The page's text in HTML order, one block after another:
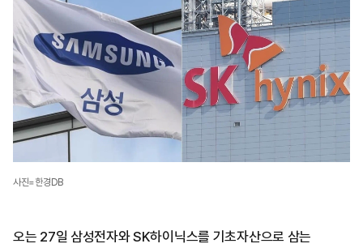
사진=한경DB
오는 27일 삼성전자와 SK하이닉스를 기초자산으로 삼는